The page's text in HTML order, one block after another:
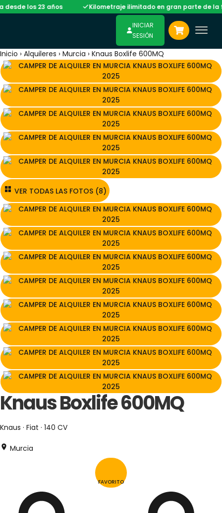
23 años Kilometraje ilimitado en gran parte de la flota
INICIAR
SESIÓN
Inicio › Alquileres › Murcia › Knaus Boxlife 600MQ
VER TODAS LAS FOTOS (8)
Knaus Boxlife 600MQ
Knaus · Fiat · 140 CV
Murcia
FAVORITO